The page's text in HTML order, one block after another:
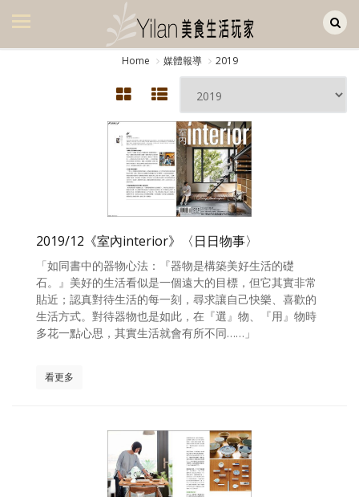
美食集
書房集
日記簿
餐桌週記
照相簿
Home 媒體報導 2019
2019/12《室內interior》〈日日物事〉
「如同書中的器物心法：『器物是構築美好生活的礎
石。』美好的生活看似是一個遠大的目標，但它其實非常
貼近；認真對待生活的每一刻，尋求讓自己快樂、喜歡的
生活方式。對待器物也是如此，在『選』物、『用』物時
多花一點心思，其實生活就會有所不同……」
看更多